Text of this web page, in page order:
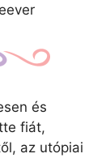
és
fiát,
az utópiai